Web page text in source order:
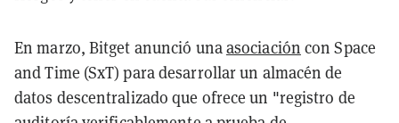
En marzo, Bitget anunció unaasociación con Space
and Time (SxT) para desarrollar un almacén de
datos descentralizado que ofrece un "registro de